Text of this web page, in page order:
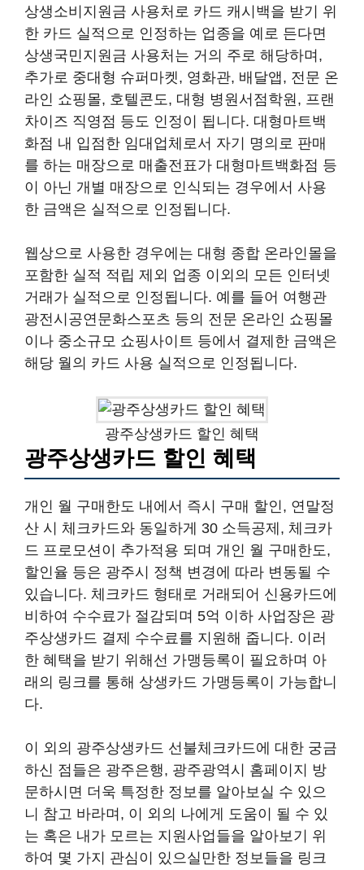
상생소비지원금 사용처로 카드 캐시백을 받기 위
한 카드 실적으로 인정하는 업종을 예로 든다면
상생국민지원금 사용처는 거의 주로 해당하며,
추가로 중대형 슈퍼마켓, 영화관, 배달앱, 전문 온
라인 쇼핑몰, 호텔콘도, 대형 병원서점학원, 프랜
차이즈 직영점 등도 인정이 됩니다. 대형마트백
화점 내 입점한 임대업체로서 자기 명의로 판매
를 하는 매장으로 매출전표가 대형마트백화점 등
이 아닌 개별 매장으로 인식되는 경우에서 사용
한 금액은 실적으로 인정됩니다.
웹상으로 사용한 경우에는 대형 종합 온라인몰을
포함한 실적 적립 제외 업종 이외의 모든 인터넷
거래가 실적으로 인정됩니다. 예를 들어 여행관
광전시공연문화스포츠 등의 전문 온라인 쇼핑몰
이나 중소규모 쇼핑사이트 등에서 결제한 금액은
해당 월의 카드 사용 실적으로 인정됩니다.
광주상생카드 할인 혜택
광주상생카드 할인 혜택
개인 월 구매한도 내에서 즉시 구매 할인, 연말정
산 시 체크카드와 동일하게 30 소득공제, 체크카
드 프로모션이 추가적용 되며 개인 월 구매한도,
할인율 등은 광주시 정책 변경에 따라 변동될 수
있습니다. 체크카드 형태로 거래되어 신용카드에
비하여 수수료가 절감되며 5억 이하 사업장은 광
주상생카드 결제 수수료를 지원해 줍니다. 이러
한 혜택을 받기 위해선 가맹등록이 필요하며 아
래의 링크를 통해 상생카드 가맹등록이 가능합니
다.
이 외의 광주상생카드 선불체크카드에 대한 궁금
하신 점들은 광주은행, 광주광역시 홈페이지 방
문하시면 더욱 특정한 정보를 알아보실 수 있으
니 참고 바라며, 이 외의 나에게 도움이 될 수 있
는 혹은 내가 모르는 지원사업들을 알아보기 위
하여 몇 가지 관심이 있으실만한 정보들을 링크